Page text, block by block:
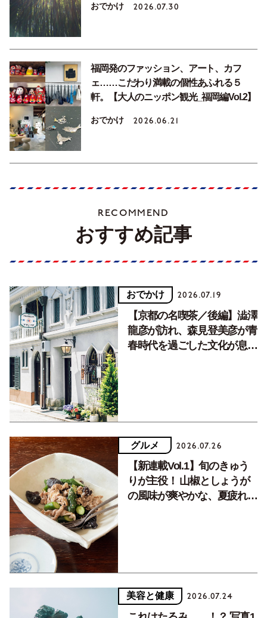
おでかけ 2026.07.30
福岡発のファッション、アート、カフ
ェ……こだわり満載の個性あふれる５
軒。【大人のニッポン観光_福岡編Vol.2】
おでかけ 2026.06.21
RECOMMEND
おすすめ記事
おでかけ 2026.07.19
【京都の名喫茶／後編】澁澤
龍彦が訪れ、森見登美彦が青
春時代を過ごした文化が息づ
グルメ 2026.07.26
【新連載Vol.1】旬のきゅう
りが主役！ 山椒としょうが
の風味が爽やかな、夏疲れを
美容と健康 2026.07.24